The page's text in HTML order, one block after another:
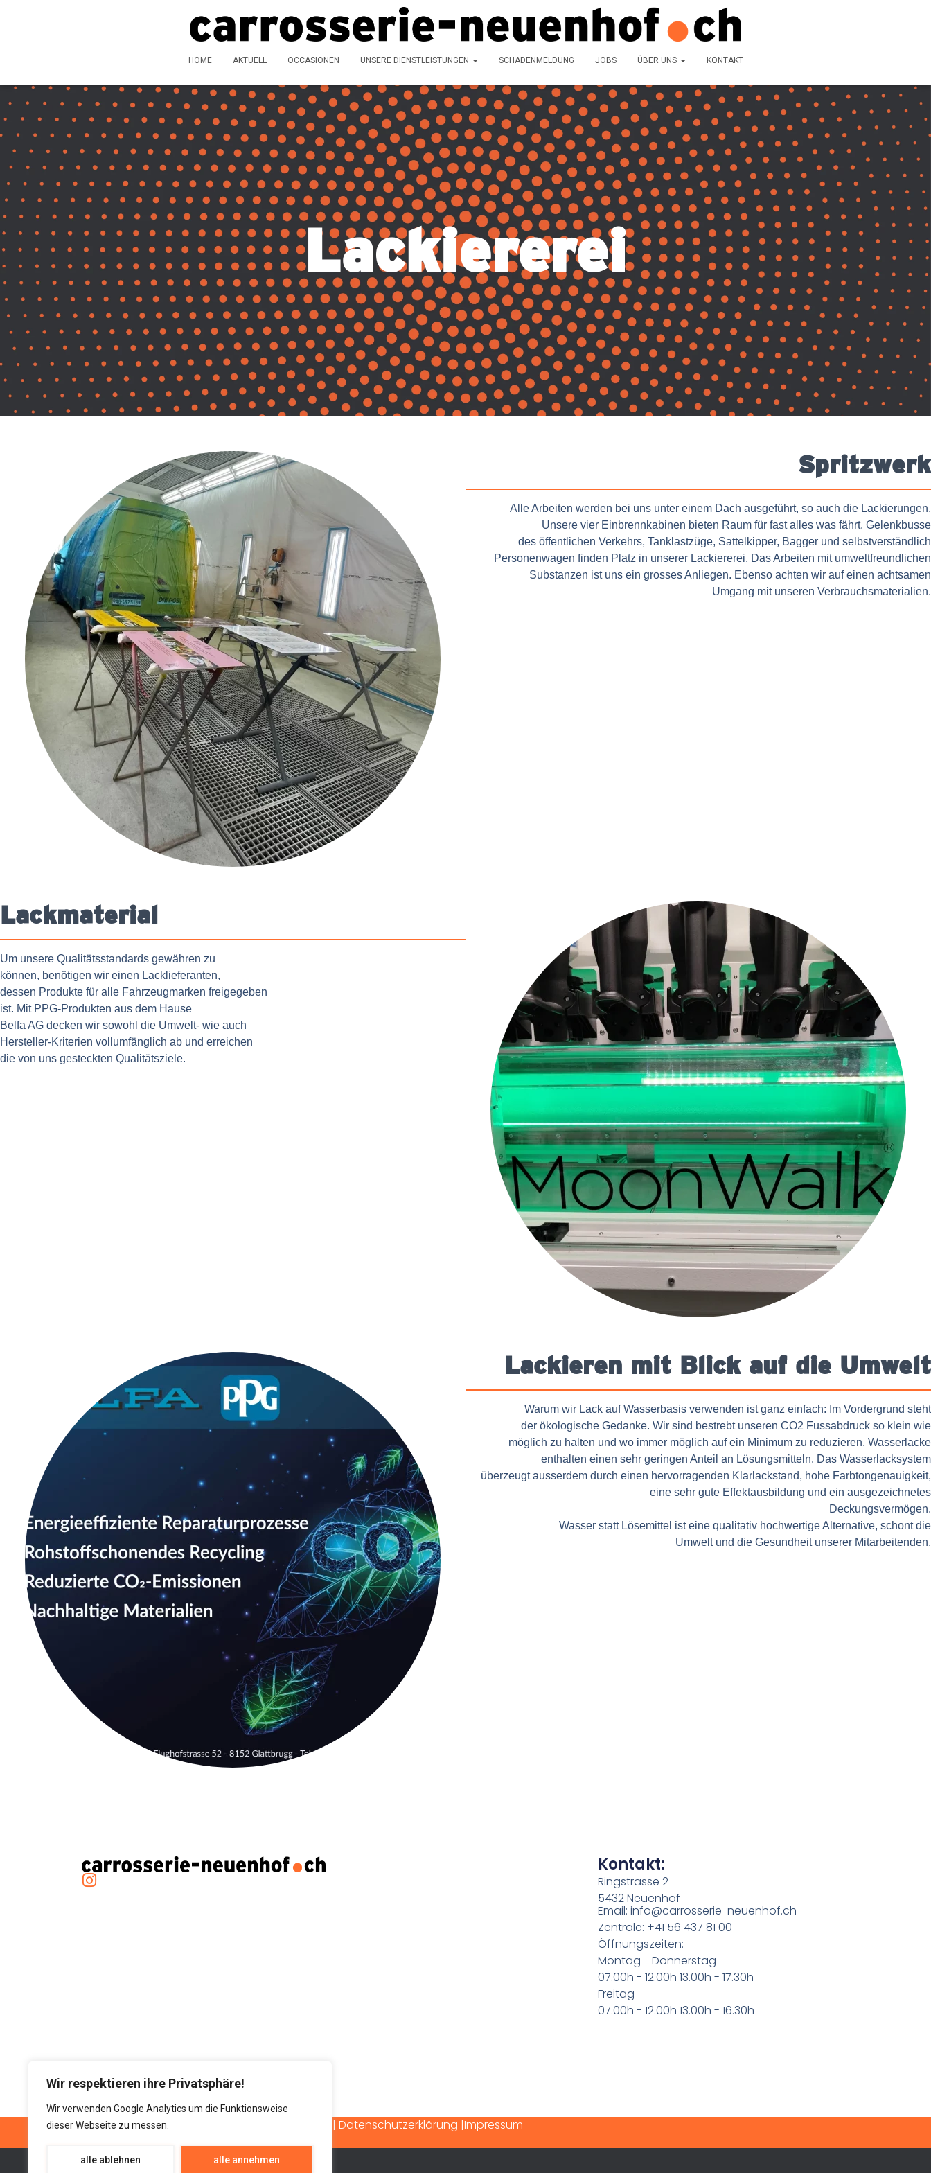
Wir respektieren ihre Privatsphäre!
Wir verwenden Google Analytics um die Funktionsweise
dieser Webseite zu messen.
alle ablehnen alle annehmen
HOME AKTUELL OCCASIONEN UNSERE DIENSTLEISTUNGEN SCHADENMELDUNG JOBS ÜBER UNS KONTAKT
Lackiererei
Spritzwerk
Alle Arbeiten werden bei uns unter einem Dach ausgeführt, so auch die Lackierungen.
Unsere vier Einbrennkabinen bieten Raum für fast alles was fährt. Gelenkbusse
des öffentlichen Verkehrs, Tanklastzüge, Sattelkipper, Bagger und selbstverständlich
Personenwagen finden Platz in unserer Lackiererei. Das Arbeiten mit umweltfreundlichen
Substanzen ist uns ein grosses Anliegen. Ebenso achten wir auf einen achtsamen
Umgang mit unseren Verbrauchsmaterialien.
Lackmaterial
Um unsere Qualitätsstandards gewähren zu
können, benötigen wir einen Lacklieferanten,
dessen Produkte für alle Fahrzeugmarken freigegeben
ist. Mit PPG-Produkten aus dem Hause
Belfa AG decken wir sowohl die Umwelt- wie auch
Hersteller-Kriterien vollumfänglich ab und erreichen
die von uns gesteckten Qualitätsziele.
Lackieren mit Blick auf die Umwelt
Warum wir Lack auf Wasserbasis verwenden ist ganz einfach: Im Vordergrund steht
der ökologische Gedanke. Wir sind bestrebt unseren CO2 Fussabdruck so klein wie
möglich zu halten und wo immer möglich auf ein Minimum zu reduzieren. Wasserlacke
enthalten einen sehr geringen Anteil an Lösungsmitteln. Das Wasserlacksystem
überzeugt ausserdem durch einen hervorragenden Klarlackstand, hohe Farbtongenauigkeit,
eine sehr gute Effektausbildung und ein ausgezeichnetes
Deckungsvermögen.
Wasser statt Lösemittel ist eine qualitativ hochwertige Alternative, schont die
Umwelt und die Gesundheit unserer Mitarbeitenden.
Kontakt:
Ringstrasse 2
5432 Neuenhof
Email: info@carrosserie-neuenhof.ch
Zentrale: +41 56 437 81 00
Öffnungszeiten:
Montag - Donnerstag
07.00h - 12.00h 13.00h - 17.30h
Freitag
07.00h - 12.00h 13.00h - 16.30h
| Datenschutzerklärung |Impressum